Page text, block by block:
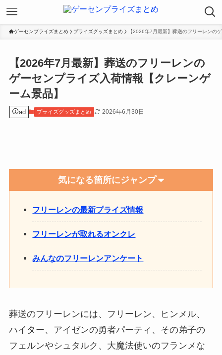
ゲーセンプライズまとめ プライズグッズまとめ 【2026年7月最新】葬送のフリーレンの
【2026年7月最新】葬送のフリーレンの
ゲーセンプライズ入荷情報【クレーンゲ
ーム景品】
ad プライズグッズまとめ 2026年6月30日
気になる箇所にジャンプ
フリーレンの最新プライズ情報
フリーレンが取れるオンクレ
みんなのフリーレンアンケート
葬送のフリーレンには、フリーレン、ヒンメル、
ハイター、アイゼンの勇者パーティ、その弟子の
フェルンやシュタルク、大魔法使いのフランメな